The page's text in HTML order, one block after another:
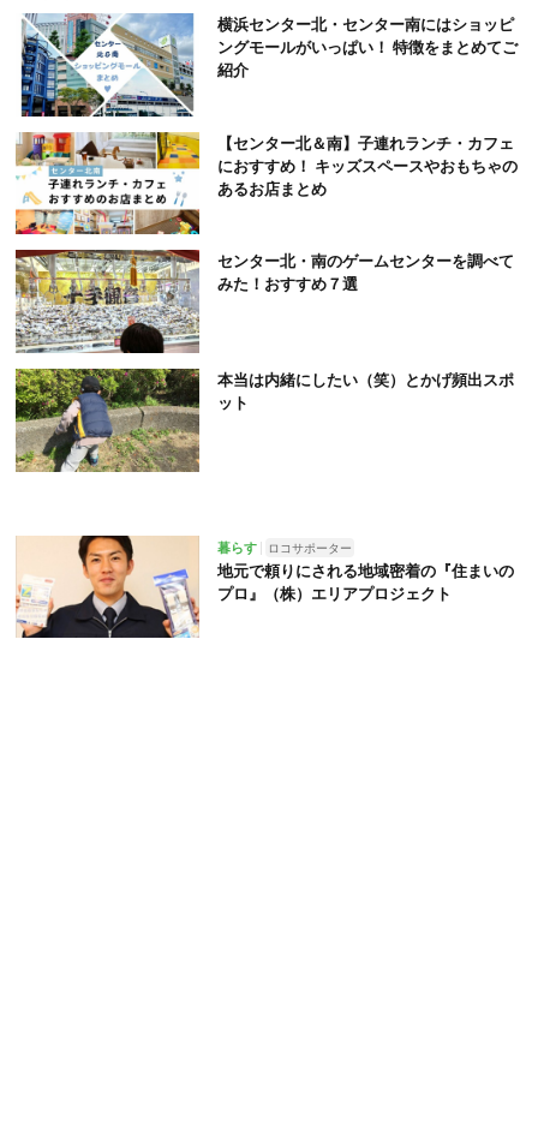
横浜センター北・センター南にはショッピ
ングモールがいっぱい！ 特徴をまとめてご
紹介
【センター北＆南】子連れランチ・カフェ
におすすめ！ キッズスペースやおもちゃの
あるお店まとめ
センター北・南のゲームセンターを調べて
みた！おすすめ７選
本当は内緒にしたい（笑）とかげ頻出スポ
ット
暮らす ロコサポーター
地元で頼りにされる地域密着の『住まいの
プロ』（株）エリアプロジェクト